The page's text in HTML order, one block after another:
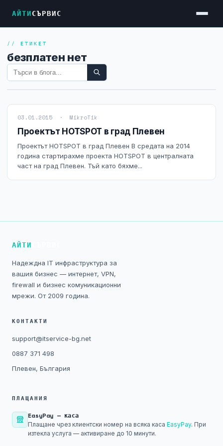
АЙТИСЪРВИС
Услуги
Достъп до Интернет
Видеонаблюдение
Firewall и VPN
Хостинг и VPS сървъри
Колокация на сървъри
Правна информация
Блог
// ЕТИКЕТ
безплатен нет
03.01.2015 · MikroTik
Проектът HOTSPOT в град Плевен
Проектът HOTSPOT в град Плевен В средата на 2014
година стартирахме проекта HOTSPOT в централната
част на град Плевен. Тъй като бяхме...
АЙТИ
Надеждна IT инфраструктура за
вашия бизнес — интернет, VPN,
firewall и бизнес комуникационни
мрежи. От 2009 година.
КОНТАКТИ
support@itservice-bg.net
0887 371 498
Плевен, България
ПЛАЩАНИЯ
EasyPay — каса
Плащане чрез клиентски номер на всяка каса EasyPay. При
изтекла услуга — активиране до 10 минути.